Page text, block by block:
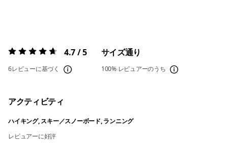
評価:4.7 / 5 4.7 / 5
6レビューに基づく
サイズ通り
100% レビュアーのうち
アクティビティ
ハイキング, スキー／スノーボード, ランニング
レビュアーに好評